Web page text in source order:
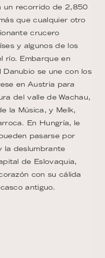
un recorrido de 2,850
que cualquier otro
crucero
y algunos de los
río. Embarque en
Danubio se une con los
en Austria para
del valle de Wachau,
la Música, y Melk,
En Hungría, le
pasarse por
la deslumbrante
de Eslovaquia,
con su cálida
antiguo.